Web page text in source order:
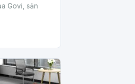
Govi, sản